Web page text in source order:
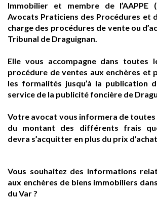
Immobilier et membre de l’AAPPE
Avocats Praticiens des Procédures et
charge des procédures de vente ou
Tribunal de Draguignan.
Elle vous accompagne dans toutes
procédure de ventes aux enchères et
les formalités jusqu’à la publication
service de la publicité foncière de
Votre avocat vous informera de
du montant des différents frais
devra s’acquitter en plus du prix
Vous souhaitez des informations
aux enchères de biens immobiliers
du Var ?